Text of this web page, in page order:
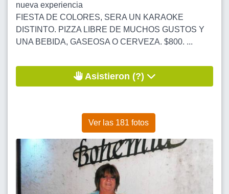
nueva experiencia
FIESTA DE COLORES, SERA UN KARAOKE
DISTINTO. PIZZA LIBRE DE MUCHOS GUSTOS Y
UNA BEBIDA, GASEOSA O CERVEZA. $800. ...
Asistieron (?)
Ver las 181 fotos